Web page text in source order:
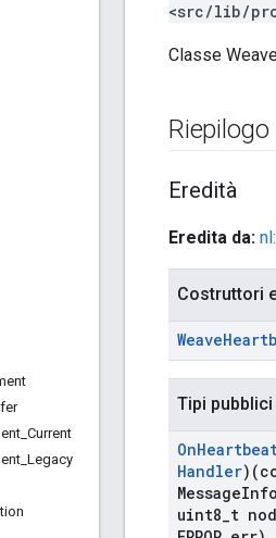
Current
Legacy
<src/lib/
Classe
Riepilogo
Eredità
Eredita da:
Costruttori
Weave
Tipi pubblici
On
Handler
Message
uint8 t